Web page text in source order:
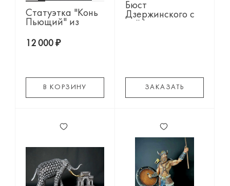
Статуэтка "Конь
Пьющий" из
12 000 ₽
В КОРЗИНУ
Бюст
Дзержинского с
ЗАКАЗАТЬ